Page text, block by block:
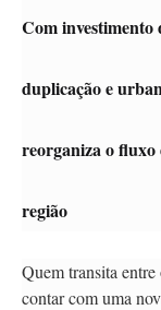
Com investimento
duplicação e
reorganiza o fluxo
região
Quem transita
contar com uma